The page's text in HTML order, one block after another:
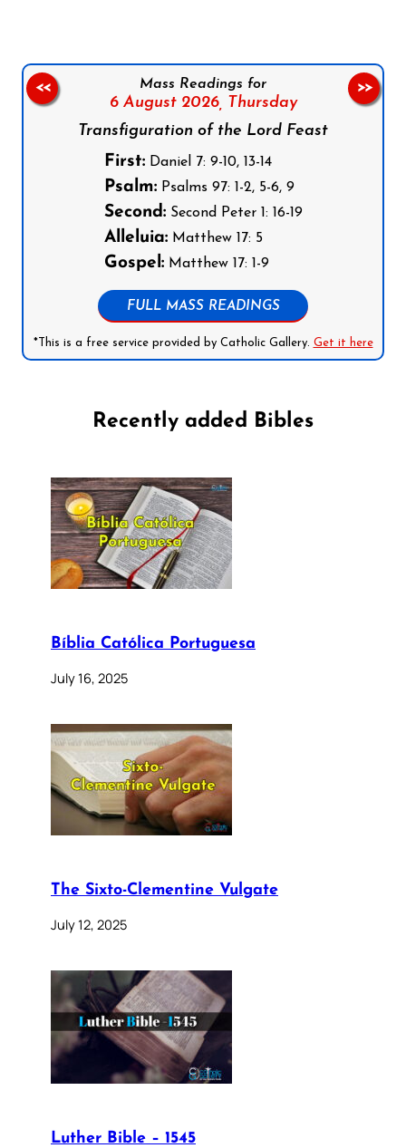
Mass Readings for
6 August 2026, Thursday
Transfiguration of the Lord Feast
First:Daniel 7: 9-10, 13-14
Psalm:Psalms 97: 1-2, 5-6, 9
Second:Second Peter 1: 16-19
Alleluia:Matthew 17: 5
Gospel:Matthew 17: 1-9
FULL MASS READINGS
*This is a free service provided by Catholic Gallery. Get it here
<< >>
Recently added Bibles
Bíblia Católica Portuguesa
July 16, 2025
The Sixto-Clementine Vulgate
July 12, 2025
Luther Bible – 1545